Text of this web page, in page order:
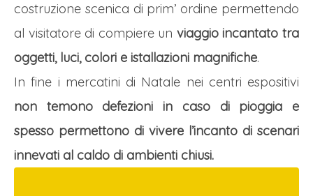
costruzione scenica di prim’ ordine permettendo
al visitatore di compiere un viaggio incantato tra
oggetti, luci, colori e istallazioni magnifiche.
In fine i mercatini di Natale nei centri espositivi
non temono defezioni in caso di pioggia e
spesso permettono di vivere l’incanto di scenari
innevati al caldo di ambienti chiusi.